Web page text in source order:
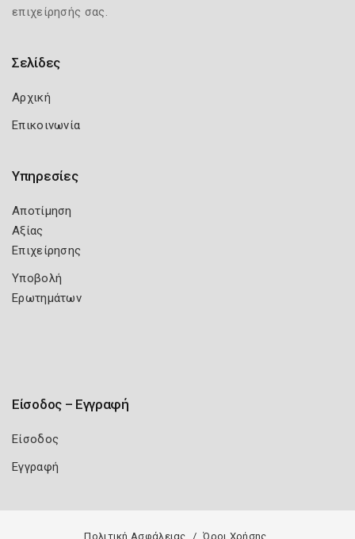
επιχείρησής σας.
Σελίδες
Αρχική
Επικοινωνία
Υπηρεσίες
Αποτίμηση
Αξίας
Επιχείρησης
Υποβολή
Ερωτημάτων
Είσοδος – Εγγραφή
Είσοδος
Εγγραφή
Πολιτική Ασφάλειας Όροι Χρήσης